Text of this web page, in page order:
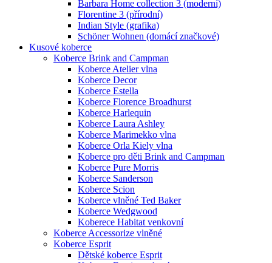
Barbara Home collection 3 (moderní)
Florentine 3 (přírodní)
Indian Style (grafika)
Schöner Wohnen (domácí značkové)
Kusové koberce
Koberce Brink and Campman
Koberce Atelier vlna
Koberce Decor
Koberce Estella
Koberce Florence Broadhurst
Koberce Harlequin
Koberce Laura Ashley
Koberce Marimekko vlna
Koberce Orla Kiely vlna
Koberce pro děti Brink and Campman
Koberce Pure Morris
Koberce Sanderson
Koberce Scion
Koberce vlněné Ted Baker
Koberce Wedgwood
Koberece Habitat venkovní
Koberce Accessorize vlněné
Koberce Esprit
Dětské koberce Esprit